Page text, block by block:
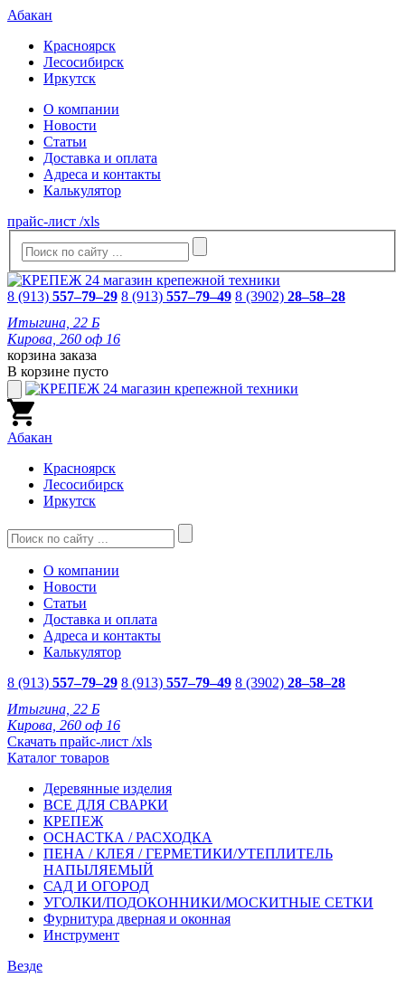
Абакан
Красноярск
Лесосибирск
Иркутск
О компании
Новости
Статьи
Доставка и оплата
Адреса и контакты
Калькулятор
прайс-лист /xls
8 (913) 557–79–29 8 (913) 557–79–49 8 (3902) 28–58–28
Итыгина, 22 Б
Кирова, 260 оф 16
корзина заказа
В корзине пусто
Абакан
Красноярск
Лесосибирск
Иркутск
О компании
Новости
Статьи
Доставка и оплата
Адреса и контакты
Калькулятор
8 (913) 557–79–29 8 (913) 557–79–49 8 (3902) 28–58–28
Итыгина, 22 Б
Кирова, 260 оф 16
Скачать прайс-лист /xls
Каталог товаров
Деревянные изделия
ВСЕ ДЛЯ СВАРКИ
КРЕПЕЖ
ОСНАСТКА / РАСХОДКА
ПЕНА / КЛЕЯ / ГЕРМЕТИКИ/УТЕПЛИТЕЛЬ
НАПЫЛЯЕМЫЙ
САД И ОГОРОД
УГОЛКИ/ПОДОКОННИКИ/МОСКИТНЫЕ СЕТКИ
Фурнитура дверная и оконная
Инструмент
Везде